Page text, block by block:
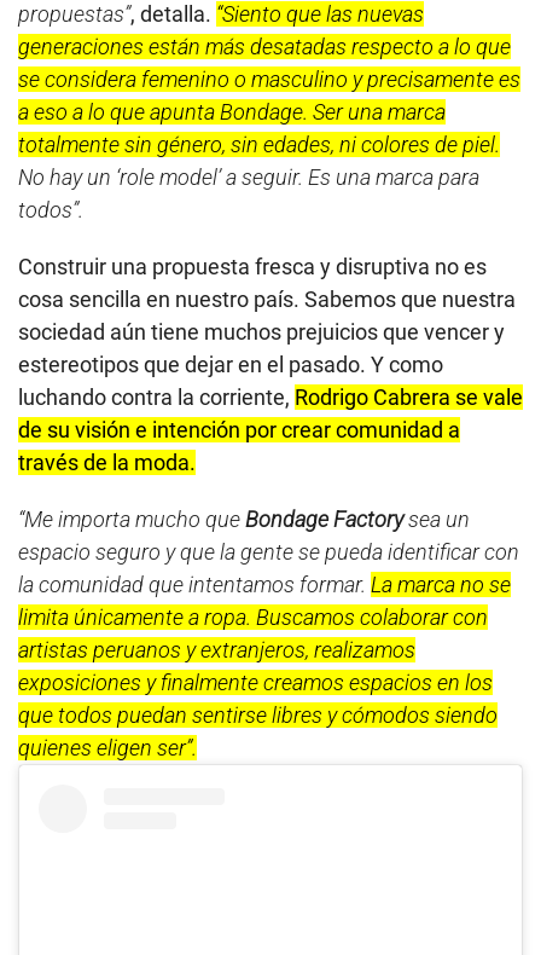
propuestas”, detalla. “Siento que las nuevas
generaciones están más desatadas respecto a lo que
se considera femenino o masculino y precisamente es
a eso a lo que apunta Bondage. Ser una marca
totalmente sin género, sin edades, ni colores de piel.
No hay un ‘role model’ a seguir. Es una marca para
todos”.
Construir una propuesta fresca y disruptiva no es
cosa sencilla en nuestro país. Sabemos que nuestra
sociedad aún tiene muchos prejuicios que vencer y
estereotipos que dejar en el pasado. Y como
luchando contra la corriente, Rodrigo Cabrera se vale
de su visión e intención por crear comunidad a
través de la moda.
“Me importa mucho queBondage Factorysea un
espacio seguro y que la gente se pueda identificar con
la comunidad que intentamos formar. La marca no se
limita únicamente a ropa. Buscamos colaborar con
artistas peruanos y extranjeros, realizamos
exposiciones y finalmente creamos espacios en los
que todos puedan sentirse libres y cómodos siendo
quienes eligen ser”.